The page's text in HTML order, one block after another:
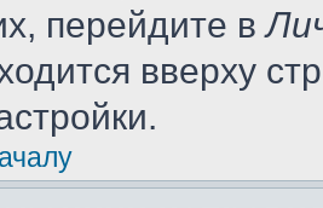
перейдите в
вверху